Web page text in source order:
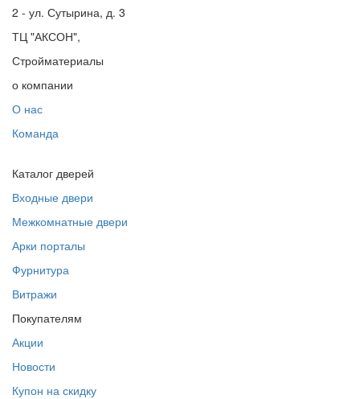
2 - ул. Сутырина, д. 3
ТЦ "АКСОН",
Стройматериалы
о компании
О нас
Команда
Каталог дверей
Входные двери
Межкомнатные двери
Арки порталы
Фурнитура
Витражи
Покупателям
Акции
Новости
Купон на скидку